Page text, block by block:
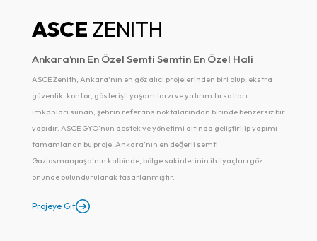
ASCE ORTAKÖY
ASCE Ortaköy Konut Projesi: Şehrin merkezindeki
aralıyoruz.
ASCE ORTAKÖY, İbn-i Sina bölgesinde modern şehir yaşantısını
yeniden tanımlıyor. Şehir merkezine yakın konumuyla ulaşım
avantajı sunan proje, özenle tasarlanan yaşam alanlarıyla konfor ve
estetiği bir araya getiriyor. ASCE ORTAKÖY, çevresindeki sosyal
olanaklarla sakinlerine ideal bir yaşam sunmak için geliştirilmiş olup
hem yatırım değeri hem de yaşam kalitesiyle öne çıkmaktadır
Projeye Git